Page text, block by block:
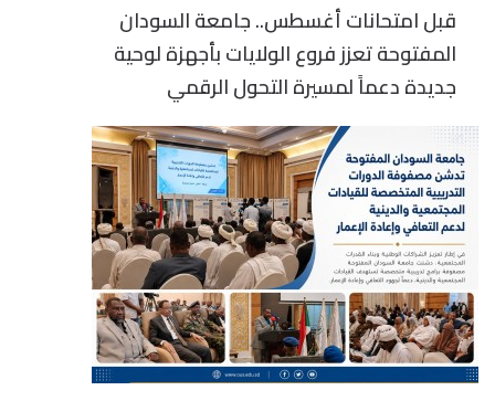
قبل امتحانات أغسطس.. جامعة السودان
المفتوحة تعزز فروع الولايات بأجهزة لوحية
جديدة دعماً لمسيرة التحول الرقمي